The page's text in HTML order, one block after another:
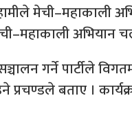
मेची–महाकाली
अभियान
गर्ने पार्टीले
बताए ।